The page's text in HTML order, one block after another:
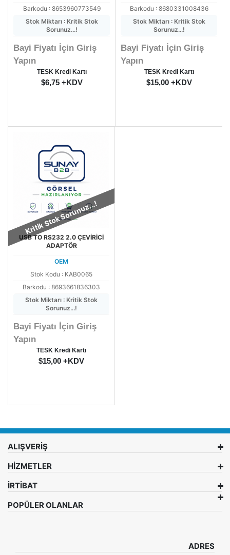
Barkodu : 8653960773549
Stok Miktarı : Kritik Stok
Sorunuz...!
Bayi Fiyatı İçin Giriş
Yapın
TESK Kredi Kartı
$6,75 +KDV
Barkodu : 8680331008436
Stok Miktarı : Kritik Stok
Sorunuz...!
Bayi Fiyatı İçin Giriş
Yapın
TESK Kredi Kartı
$15,00 +KDV
Kritik Stok Sorunuz...!
USB TO RS232 2.0 ÇEVİRİCİ
ADAPTÖR
OEM
Stok Kodu : KAB0065
Barkodu : 8693661836303
Stok Miktarı : Kritik Stok
Sorunuz...!
Bayi Fiyatı İçin Giriş
Yapın
TESK Kredi Kartı
$15,00 +KDV
ALIŞVERİŞ
HİZMETLER
İRTİBAT
POPÜLER OLANLAR
ADRES